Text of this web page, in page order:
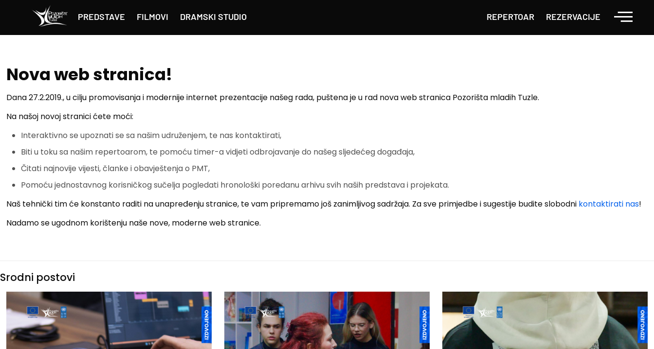
PREDSTAVE FILMOVI DRAMSKI STUDIO REPERTOAR REZERVACIJE
Nova web stranica!
Dana 27.2.2019., u cilju promovisanja i modernije internet prezentacije našeg rada, puštena je u rad nova web stranica Pozorišta mladih Tuzle.
Na našoj novoj stranici ćete moći:
Interaktivno se upoznati se sa našim udruženjem, te nas kontaktirati,
Biti u toku sa našim repertoarom, te pomoću timer-a vidjeti odbrojavanje do našeg sljedećeg događaja,
Čitati najnovije vijesti, članke i obavještenja o PMT,
Pomoću jednostavnog korisničkog sučelja pogledati hronološki poredanu arhivu svih naših predstava i projekata.
Naš tehnički tim će konstanto raditi na unapređenju stranice, te vam pripremamo još zanimljivog sadržaja. Za sve primjedbe i sugestije budite slobodni kontaktirati nas!
Nadamo se ugodnom korištenju naše nove, moderne web stranice.
Srodni postovi